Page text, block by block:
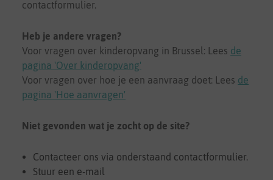
contactformulier.
Heb je andere vragen?
Voor vragen over kinderopvang in Brussel: Lees de
pagina 'Over kinderopvang'
Voor vragen over hoe je een aanvraag doet: Lees de
pagina 'Hoe aanvragen'
Niet gevonden wat je zocht op de site?
Contacteer ons via onderstaand contactformulier.
Stuur een e-mail